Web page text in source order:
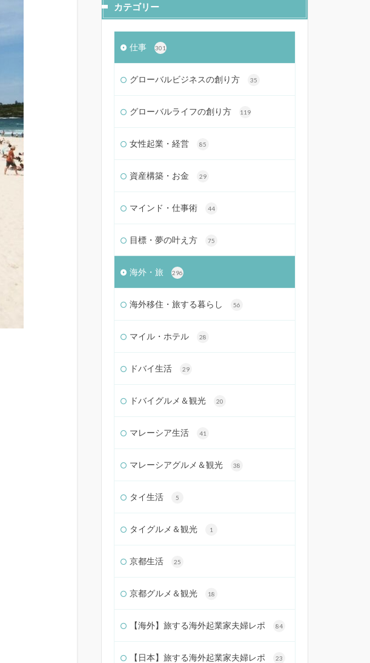
カテゴリー
仕事 301
グローバルビジネスの創り方 35
グローバルライフの創り方 119
女性起業・経営 85
資産構築・お金 29
マインド・仕事術 44
目標・夢の叶え方 75
海外・旅 296
海外移住・旅する暮らし 56
マイル・ホテル 28
ドバイ生活 29
ドバイグルメ＆観光 20
マレーシア生活 41
マレーシアグルメ＆観光 38
タイ生活 5
タイグルメ＆観光 1
京都生活 25
京都グルメ＆観光 18
【海外】旅する海外起業家夫婦レポ 84
【日本】旅する海外起業家夫婦レポ 23